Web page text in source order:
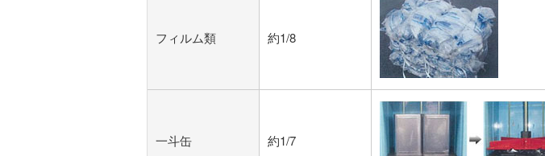
フィルム類 約1/8
一斗缶 約1/7